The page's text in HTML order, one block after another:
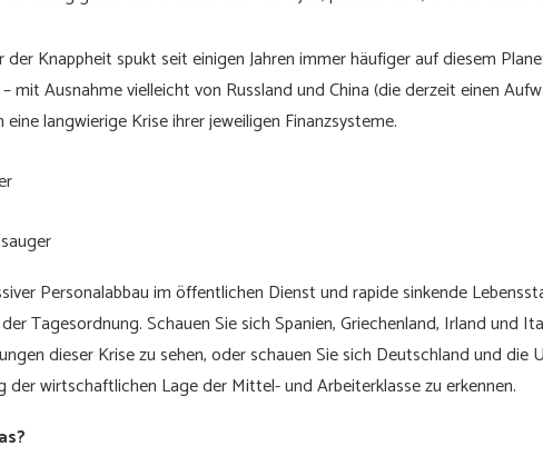
der Knappheit spukt seit einigen Jahren immer häufiger auf diesem
mit Ausnahme vielleicht von Russland und China (die derzeit einen
eine langwierige Krise ihrer jeweiligen Finanzsysteme.
Personalabbau im öffentlichen Dienst und rapide sinkende
Tagesordnung. Schauen Sie sich Spanien, Griechenland, Irland und
dieser Krise zu sehen, oder schauen Sie sich Deutschland und die
der wirtschaftlichen Lage der Mittel- und Arbeiterklasse zu erkennen.